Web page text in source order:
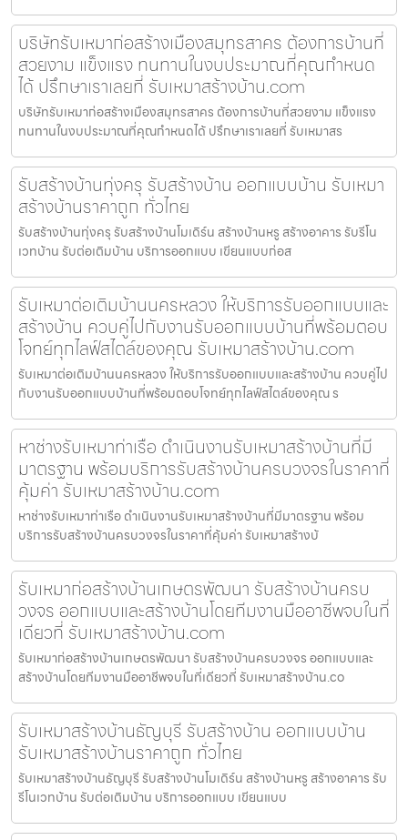
บริษัทรับเหมาก่อสร้างเมืองสมุทรสาคร ต้องการบ้านที่
สวยงาม แข็งแรง ทนทานในงบประมาณที่คุณกำหนด
ได้ ปรึกษาเราเลยที่ รับเหมาสร้างบ้าน.com
บริษัทรับเหมาก่อสร้างเมืองสมุทรสาคร ต้องการบ้านที่สวยงาม แข็งแรง
ทนทานในงบประมาณที่คุณกำหนดได้ ปรึกษาเราเลยที่ รับเหมาสร
รับสร้างบ้านทุ่งครุ รับสร้างบ้าน ออกแบบบ้าน รับเหมา
สร้างบ้านราคาถูก ทั่วไทย
รับสร้างบ้านทุ่งครุ รับสร้างบ้านโมเดิร์น สร้างบ้านหรู สร้างอาคาร รับรีโน
เวทบ้าน รับต่อเติมบ้าน บริการออกแบบ เขียนแบบก่อส
รับเหมาต่อเติมบ้านนครหลวง ให้บริการรับออกแบบและ
สร้างบ้าน ควบคู่ไปกับงานรับออกแบบบ้านที่พร้อมตอบ
โจทย์ทุกไลฟ์สไตล์ของคุณ รับเหมาสร้างบ้าน.com
รับเหมาต่อเติมบ้านนครหลวง ให้บริการรับออกแบบและสร้างบ้าน ควบคู่ไป
กับงานรับออกแบบบ้านที่พร้อมตอบโจทย์ทุกไลฟ์สไตล์ของคุณ ร
หาช่างรับเหมาท่าเรือ ดำเนินงานรับเหมาสร้างบ้านที่มี
มาตรฐาน พร้อมบริการรับสร้างบ้านครบวงจรในราคาที่
คุ้มค่า รับเหมาสร้างบ้าน.com
หาช่างรับเหมาท่าเรือ ดำเนินงานรับเหมาสร้างบ้านที่มีมาตรฐาน พร้อม
บริการรับสร้างบ้านครบวงจรในราคาที่คุ้มค่า รับเหมาสร้างบ้
รับเหมาก่อสร้างบ้านเกษตรพัฒนา รับสร้างบ้านครบ
วงจร ออกแบบและสร้างบ้านโดยทีมงานมืออาชีพจบในที่
เดียวที่ รับเหมาสร้างบ้าน.com
รับเหมาก่อสร้างบ้านเกษตรพัฒนา รับสร้างบ้านครบวงจร ออกแบบและ
สร้างบ้านโดยทีมงานมืออาชีพจบในที่เดียวที่ รับเหมาสร้างบ้าน.co
รับเหมาสร้างบ้านธัญบุรี รับสร้างบ้าน ออกแบบบ้าน
รับเหมาสร้างบ้านราคาถูก ทั่วไทย
รับเหมาสร้างบ้านธัญบุรี รับสร้างบ้านโมเดิร์น สร้างบ้านหรู สร้างอาคาร รับ
รีโนเวทบ้าน รับต่อเติมบ้าน บริการออกแบบ เขียนแบบ